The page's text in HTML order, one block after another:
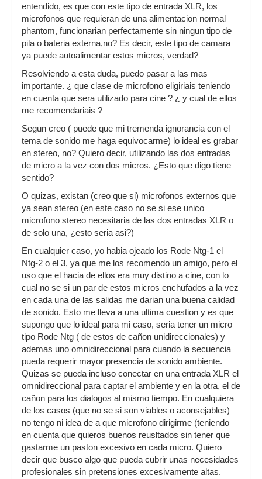
entendido, es que con este tipo de entrada XLR, los
microfonos que requieran de una alimentacion normal
phantom, funcionarian perfectamente sin ningun tipo de
pila o bateria externa,no? Es decir, este tipo de camara
ya puede autoalimentar estos micros, verdad?
Resolviendo a esta duda, puedo pasar a las mas
importante. ¿ que clase de microfono eligiriais teniendo
en cuenta que sera utilizado para cine ? ¿ y cual de ellos
me recomendariais ?
Segun creo ( puede que mi tremenda ignorancia con el
tema de sonido me haga equivocarme) lo ideal es grabar
en stereo, no? Quiero decir, utilizando las dos entradas
de micro a la vez con dos micros. ¿Esto que digo tiene
sentido?
O quizas, existan (creo que si) microfonos externos que
ya sean stereo (en este caso no se si ese unico
microfono stereo necesitaria de las dos entradas XLR o
de solo una, ¿esto seria asi?)
En cualquier caso, yo habia ojeado los Rode Ntg-1 el
Ntg-2 o el 3, ya que me los recomendo un amigo, pero el
uso que el hacia de ellos era muy distino a cine, con lo
cual no se si un par de estos micros enchufados a la vez
en cada una de las salidas me darian una buena calidad
de sonido. Esto me lleva a una ultima cuestion y es que
supongo que lo ideal para mi caso, seria tener un micro
tipo Rode Ntg ( de estos de cañon unidireccionales) y
ademas uno omnidireccional para cuando la secuencia
pueda requerir mayor presencia de sonido ambiente.
Quizas se pueda incluso conectar en una entrada XLR el
omnidireccional para captar el ambiente y en la otra, el de
cañon para los dialogos al mismo tiempo. En cualquiera
de los casos (que no se si son viables o aconsejables)
no tengo ni idea de a que microfono dirigirme (teniendo
en cuenta que quieros buenos reusltados sin tener que
gastarme un paston excesivo en cada micro. Quiero
decir que busco algo que pueda cubrir unas necesidades
profesionales sin pretensiones excesivamente altas.